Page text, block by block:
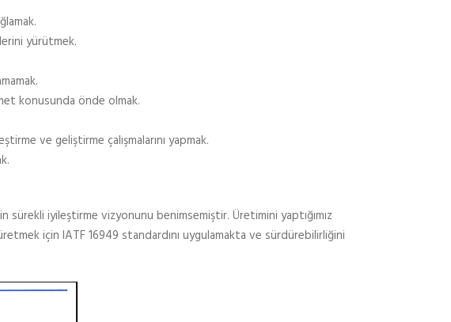
yürütmek.
konusunda önde olmak.
ve geliştirme çalışmalarını yapmak.
sürekli iyileştirme vizyonunu benimsemiştir. Üretimini yaptığımız
için IATF 16949 standardını uygulamakta ve sürdürebilirliğini